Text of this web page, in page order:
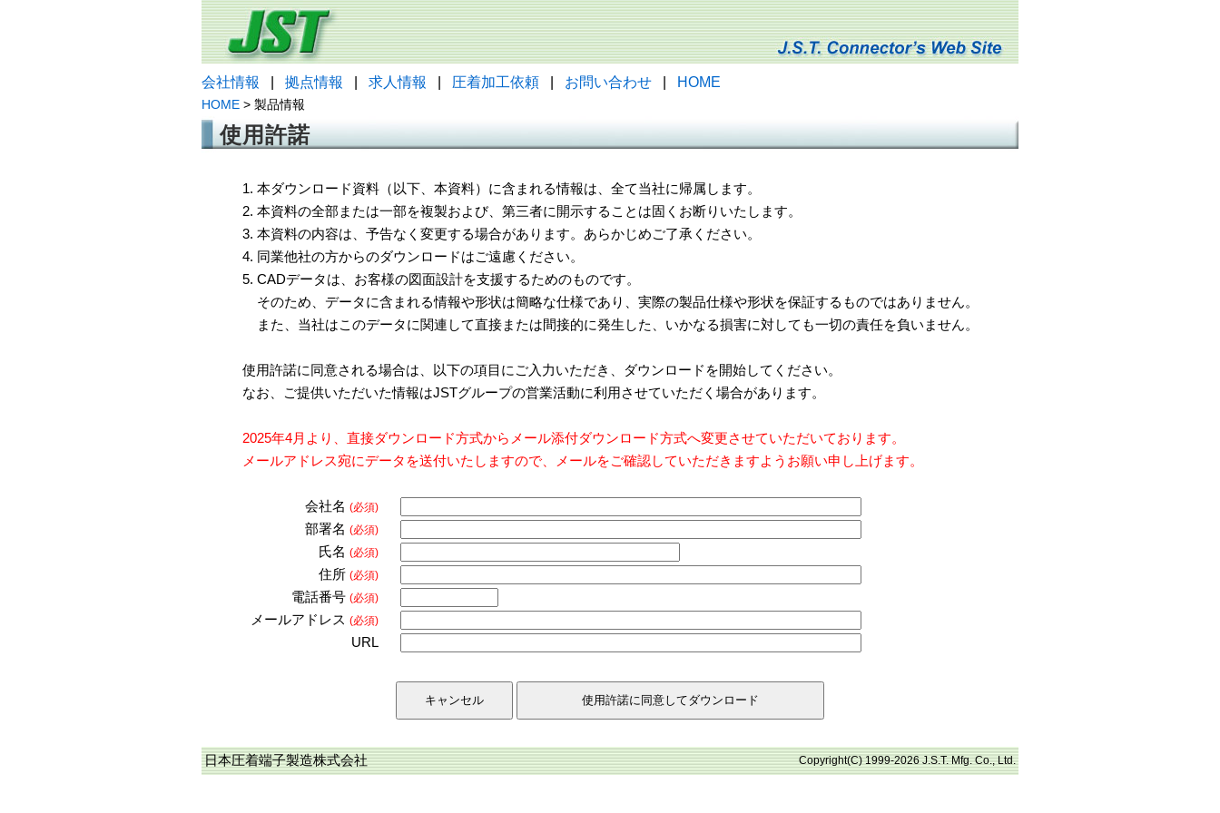
会社情報 拠点情報 求人情報 圧着加工依頼 お問い合わせ HOME
HOME > 製品情報
使用許諾
1. 本ダウンロード資料（以下、本資料）に含まれる情報は、全て当社に帰属します。
2. 本資料の全部または一部を複製および、第三者に開示することは固くお断りいたします。
3. 本資料の内容は、予告なく変更する場合があります。あらかじめご了承ください。
4. 同業他社の方からのダウンロードはご遠慮ください。
5. CADデータは、お客様の図面設計を支援するためのものです。
そのため、データに含まれる情報や形状は簡略な仕様であり、実際の製品仕様や形状を保証するものではありません。
また、当社はこのデータに関連して直接または間接的に発生した、いかなる損害に対しても一切の責任を負いません。
使用許諾に同意される場合は、以下の項目にご入力いただき、ダウンロードを開始してください。
なお、ご提供いただいた情報はJSTグループの営業活動に利用させていただく場合があります。
2025年4月より、直接ダウンロード方式からメール添付ダウンロード方式へ変更させていただいております。
メールアドレス宛にデータを送付いたしますので、メールをご確認していただきますようお願い申し上げます。
会社名 (必須)
部署名 (必須)
氏名 (必須)
住所 (必須)
電話番号 (必須)
メールアドレス (必須)
URL
日本圧着端子製造株式会社 Copyright(C) 1999-2026 J.S.T. Mfg. Co., Ltd.